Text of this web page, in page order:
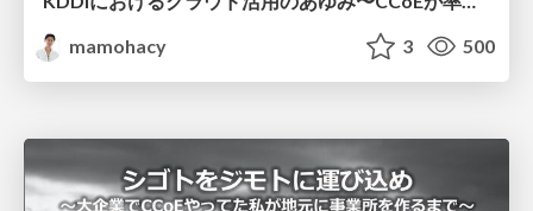
mamohacy
3 500